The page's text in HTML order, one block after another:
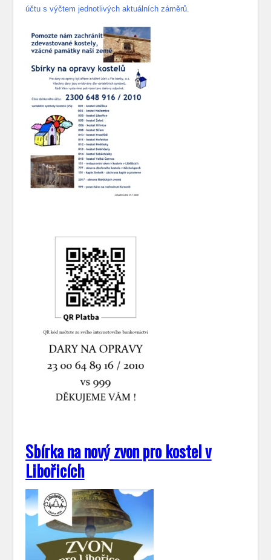
účtu s výčtem jednotlivých aktuálních záměrů.
Sbírka na nový zvon pro kostel v
Libořicích